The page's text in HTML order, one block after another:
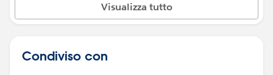
Visualizza tutto
Condiviso con